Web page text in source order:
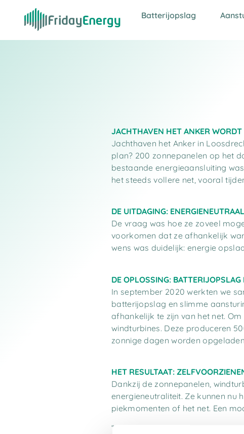
Batterijopslag
JACHTHAVEN HET ANKER
Jachthaven het Anker in
plan? 200 zonnepanelen op het
bestaande energieaansluiting
het steeds vollere net, vooral
DE UITDAGING:
De vraag was hoe ze zoveel
voorkomen dat ze afhankelijk
wens was duidelijk: energie
DE OPLOSSING:
In september 2020 werkten we
batterijopslag en slimme
afhankelijk te zijn van het net.
windturbines. Deze produceren
zonnige dagen worden
HET RESULTAAT:
Dankzij de zonnepanelen,
energieneutraliteit. Ze kunnen nu
piekmomenten of het net. Een
“Met de batterijopslag zijn we